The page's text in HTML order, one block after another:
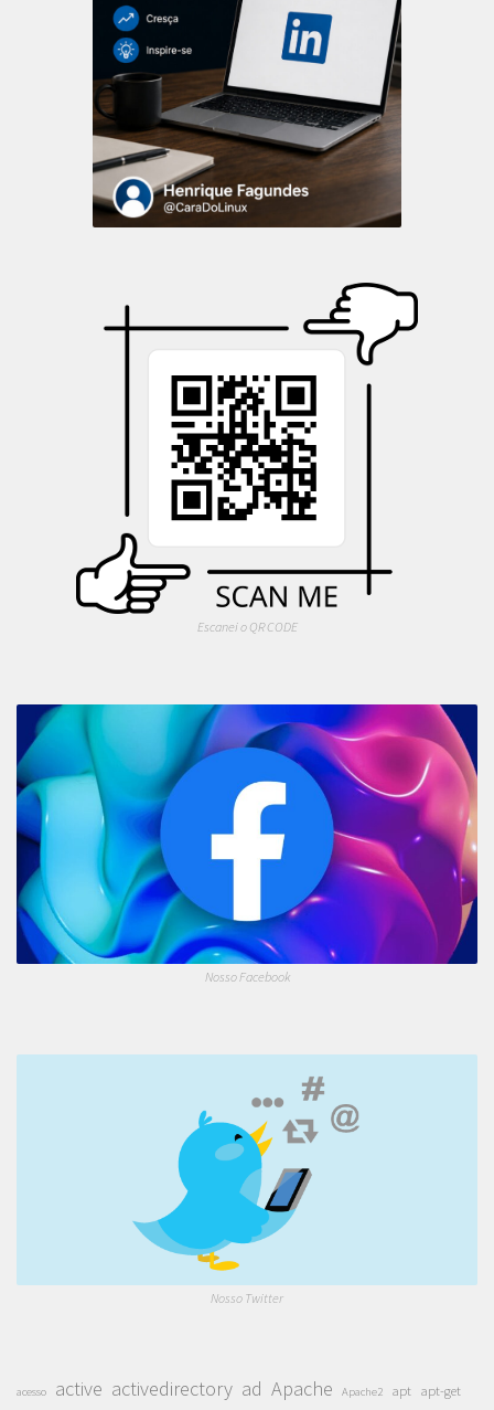
Escanei o QR CODE
Nosso Facebook
Nosso Twitter
acesso active activedirectory ad Apache Apache2 apt apt-get